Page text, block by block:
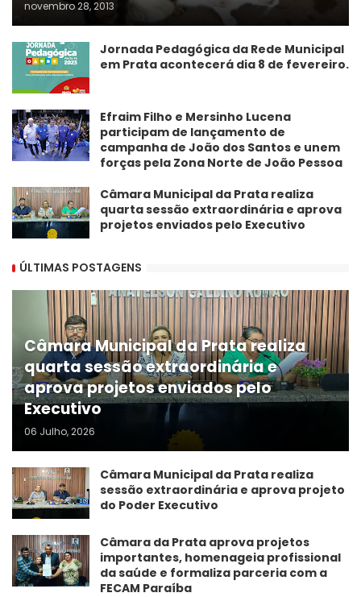
novembro 28, 2013
Jornada Pedagógica da Rede Municipal
em Prata acontecerá dia 8 de fevereiro.
Efraim Filho e Mersinho Lucena
participam de lançamento de
campanha de João dos Santos e unem
forças pela Zona Norte de João Pessoa
Câmara Municipal da Prata realiza
quarta sessão extraordinária e aprova
projetos enviados pelo Executivo
ÚLTIMAS POSTAGENS
Câmara Municipal da Prata realiza
quarta sessão extraordinária e
aprova projetos enviados pelo
Executivo
06 Julho, 2026
Câmara Municipal da Prata realiza
sessão extraordinária e aprova projeto
do Poder Executivo
​Câmara da Prata aprova projetos
importantes, homenageia profissional
da saúde e formaliza parceria com a
FECAM Paraíba